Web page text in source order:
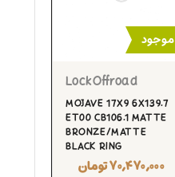
موجود
LockOffroad
MOJAVE 17X9 6X139.7
ET00 CB106.1 MATTE
BRONZE/MATTE
BLACK RING
۷۰,۴۷۰,۰۰۰تومان